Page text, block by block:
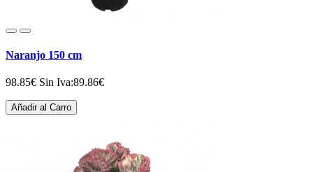
Naranjo 150 cm
98.85€ Sin Iva:89.86€
Añadir al Carro